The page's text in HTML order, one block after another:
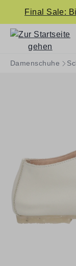
springen
Final Sale:
Damenschuhe